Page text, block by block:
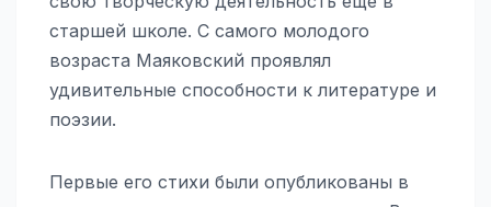
старшей школе. С самого молодого
возраста Маяковский проявлял
удивительные способности к литературе и
поэзии.
Первые его стихи были опубликованы в